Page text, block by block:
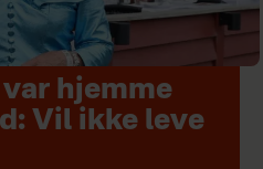
hjemme
Vil ikke leve